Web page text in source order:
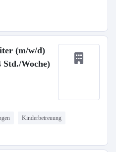
(m/w/d)
Std./Woche)
Kinderbetreuung